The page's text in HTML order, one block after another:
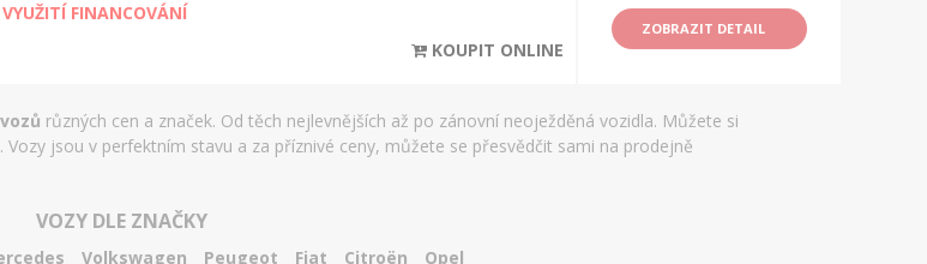
FINANCOVÁNÍ
KOUPIT ONLINE
ZOBRAZIT DETAIL
různých cen a značek. Od těch nejlevnějších až po zánovní neoježděná vozidla. Můžete si
jsou v perfektním stavu a za příznivé ceny, můžete se přesvědčit sami na prodejně
VOZY DLE ZNAČKY
Volkswagen Peugeot Fiat Citroën Opel